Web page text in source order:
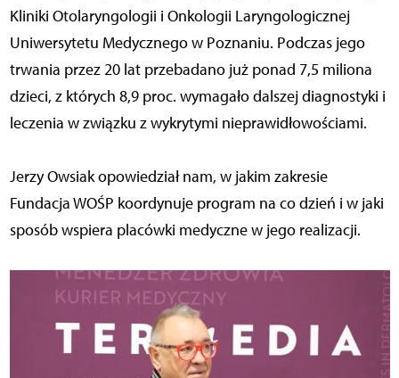
Kliniki Otolaryngologii i Onkologii Laryngologicznej
Uniwersytetu Medycznego w Poznaniu. Podczas jego
trwania przez 20 lat przebadano już ponad 7,5 miliona
dzieci, z których 8,9 proc. wymagało dalszej diagnostyki i
leczenia w związku z wykrytymi nieprawidłowościami.
Jerzy Owsiak opowiedział nam, w jakim zakresie
Fundacja WOŚP koordynuje program na co dzień i w jaki
sposób wspiera placówki medyczne w jego realizacji.